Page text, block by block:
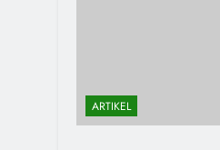
ARTIKEL